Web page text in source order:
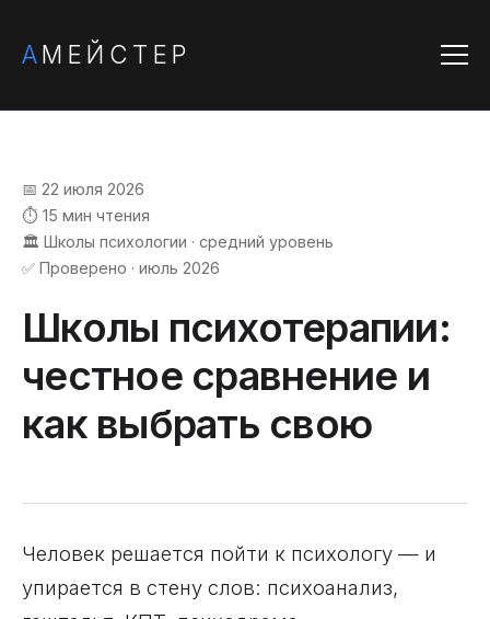
АМЕЙСТЕР
📅 22 июля 2026
⏱️ 15 мин чтения
🏛️ Школы психологии · средний уровень
✅ Проверено · июль 2026
Школы психотерапии:
честное сравнение и
как выбрать свою
Человек решается пойти к психологу — и
упирается в стену слов: психоанализ,